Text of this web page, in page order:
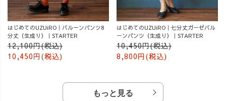
はじめてのUZUiRO｜バルーンパンツ8
分丈（生成り）｜STARTER
12,100円(税込)
10,450円(税込)
はじめてのUZUiRO｜七分丈ガーゼバル
ーンパンツ（生成り）｜STARTER
10,450円(税込)
8,800円(税込)
もっと見る